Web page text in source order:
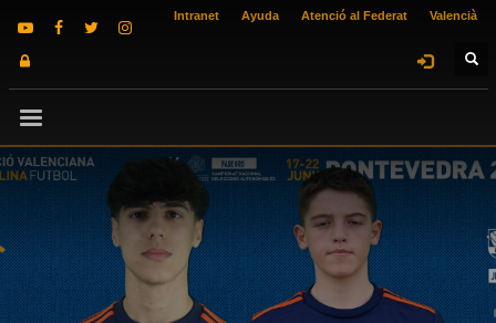
Intranet Ayuda Atenció al Federat Valencià